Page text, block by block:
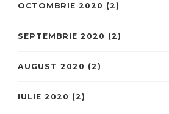
OCTOMBRIE 2020 (2)
SEPTEMBRIE 2020 (2)
AUGUST 2020 (2)
IULIE 2020 (2)